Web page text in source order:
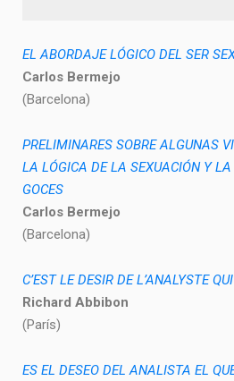
EL ABORDAJE LÓGICO DEL SER
Carlos Bermejo
(Barcelona)
PRELIMINARES SOBRE ALGUNAS
LA LÓGICA DE LA SEXUACIÓN Y
GOCES
Carlos Bermejo
(Barcelona)
C’EST LE DESIR DE L’ANALYSTE
Richard Abbibon
(París)
ES EL DESEO DEL ANALISTA EL